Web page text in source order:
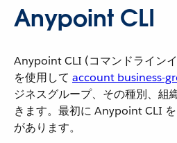
Anypoint CLI
Anypoint CLI (コマンドライン
を使用して ​ account business-
ジネスグループ、その種別、組
きます。最初に Anypoint CLI
があります。